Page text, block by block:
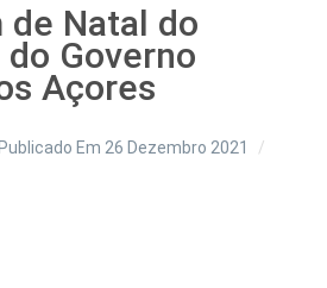
de Natal do
Governo
Açores
Publicado Em 26 Dezembro 2021